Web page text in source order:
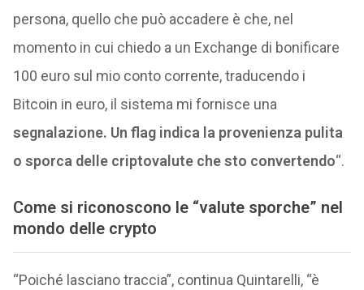
persona, quello che può accadere è che, nel
momento in cui chiedo a un Exchange di bonificare
100 euro sul mio conto corrente, traducendo i
Bitcoin in euro, il sistema mi fornisce una
segnalazione. Un flag indica la provenienza pulita
o sporca delle criptovalute che sto convertendo“.
Come si riconoscono le “valute sporche” nel
mondo delle crypto
“Poiché lasciano traccia”, continua Quintarelli, “è